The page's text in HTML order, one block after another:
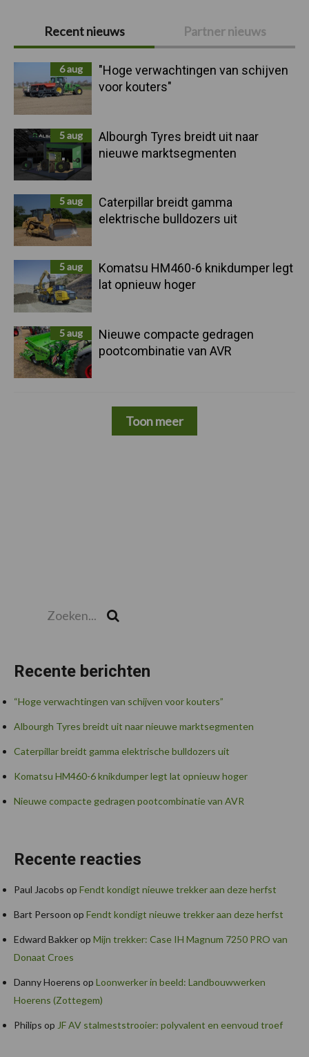
Primaire
Sidebar
Recent nieuws Partner nieuws
6 aug
"Hoge verwachtingen van schijven
voor kouters"
5 aug
Albourgh Tyres breidt uit naar
nieuwe marktsegmenten
5 aug
Caterpillar breidt gamma
elektrische bulldozers uit
5 aug
Komatsu HM460-6 knikdumper legt
lat opnieuw hoger
5 aug
Nieuwe compacte gedragen
pootcombinatie van AVR
Toon meer
Recente berichten
“Hoge verwachtingen van schijven voor kouters”
Albourgh Tyres breidt uit naar nieuwe marktsegmenten
Caterpillar breidt gamma elektrische bulldozers uit
Komatsu HM460-6 knikdumper legt lat opnieuw hoger
Nieuwe compacte gedragen pootcombinatie van AVR
Recente reacties
Paul Jacobs op Fendt kondigt nieuwe trekker aan deze herfst
Bart Persoon op Fendt kondigt nieuwe trekker aan deze herfst
Edward Bakkerop Mijn trekker: Case IH Magnum 7250 PRO van
Donaat Croes
Danny Hoerens op Loonwerker in beeld: Landbouwwerken
Hoerens (Zottegem)
Philips op JF AV stalmeststrooier: polyvalent en eenvoud troef